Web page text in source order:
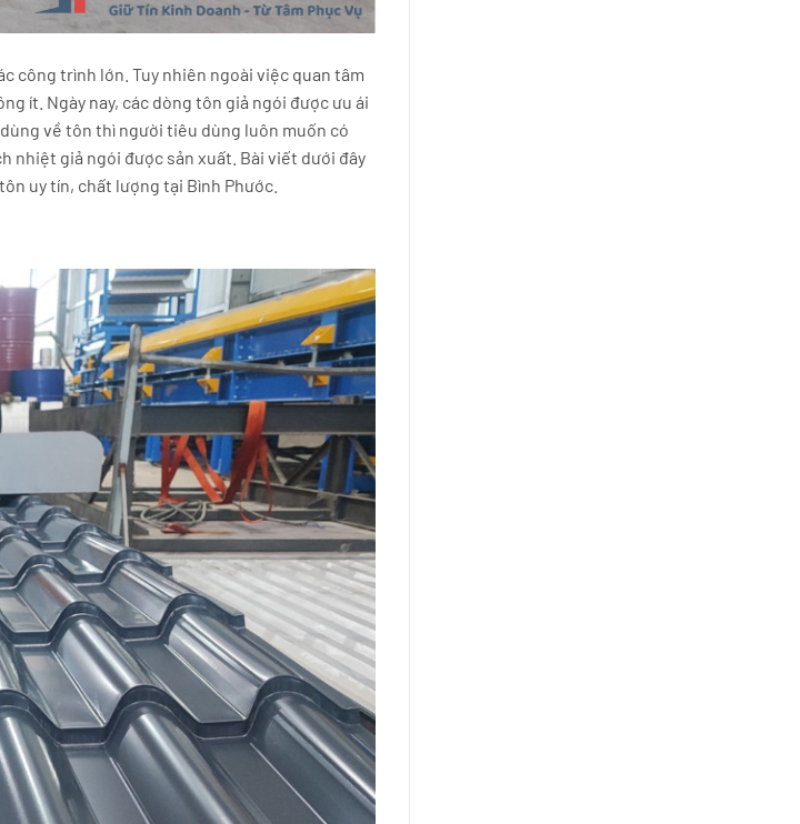
công trình lớn. Tuy nhiên ngoài việc quan tâm
ít. Ngày nay, các dòng tôn giả ngói được ưu ái
về tôn thì người tiêu dùng luôn muốn có
nhiệt giả ngói được sản xuất. Bài viết dưới đây
uy tín, chất lượng tại Bình Phước.